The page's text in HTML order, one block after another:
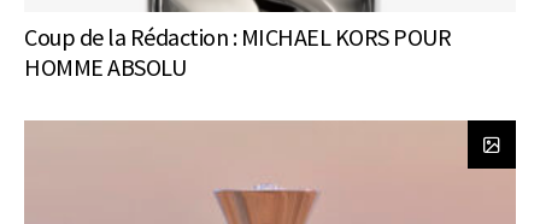
Coup de la Rédaction : MICHAEL KORS POUR
HOMME ABSOLU